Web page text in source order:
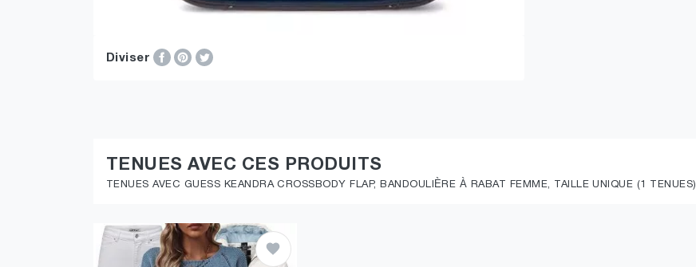
Diviser
TENUES AVEC CES PRODUITS
TENUES AVEC GUESS KEANDRA CROSSBODY FLAP, BANDOULIÈRE À RABAT FEMME, TAILLE UNIQUE (1 TENUES)